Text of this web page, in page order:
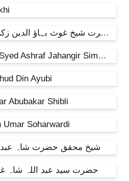
حضرت شیخ غوث بہاؤ الدین زکریا ملتانی سُہروردی
Makhdoom Sultan Syed Ashraf Jahangir Simnani
Din Ayubi
Abubakar Shibli
Umar Soharwardi
شیخ محقق حضرت شاہ
حضرت سید عبد اللہ شاہ